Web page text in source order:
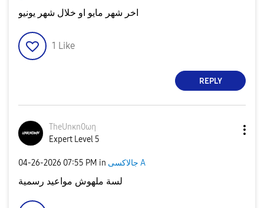
اخر شهر مايو او خلال شهر يونيو
1 Like
REPLY
TheUnκn0ωη
Expert Level 5
‎04-26-2026 07:55 PM in جالاكسى A
لسة ملهوش مواعيد رسمية